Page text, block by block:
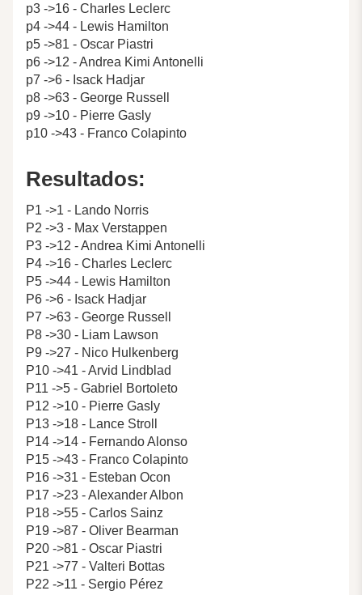
p3 ->16 - Charles Leclerc
p4 ->44 - Lewis Hamilton
p5 ->81 - Oscar Piastri
p6 ->12 - Andrea Kimi Antonelli
p7 ->6 - Isack Hadjar
p8 ->63 - George Russell
p9 ->10 - Pierre Gasly
p10 ->43 - Franco Colapinto
Resultados:
P1 ->1 - Lando Norris
P2 ->3 - Max Verstappen
P3 ->12 - Andrea Kimi Antonelli
P4 ->16 - Charles Leclerc
P5 ->44 - Lewis Hamilton
P6 ->6 - Isack Hadjar
P7 ->63 - George Russell
P8 ->30 - Liam Lawson
P9 ->27 - Nico Hulkenberg
P10 ->41 - Arvid Lindblad
P11 ->5 - Gabriel Bortoleto
P12 ->10 - Pierre Gasly
P13 ->18 - Lance Stroll
P14 ->14 - Fernando Alonso
P15 ->43 - Franco Colapinto
P16 ->31 - Esteban Ocon
P17 ->23 - Alexander Albon
P18 ->55 - Carlos Sainz
P19 ->87 - Oliver Bearman
P20 ->81 - Oscar Piastri
P21 ->77 - Valteri Bottas
P22 ->11 - Sergio Pérez